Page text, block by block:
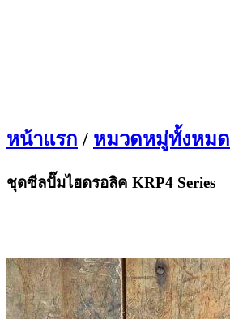
หน้าแรก / หมวดหมู่ทั้งหมด
ชุดซีลปั๊มไฮดรอลิค KRP4 Series